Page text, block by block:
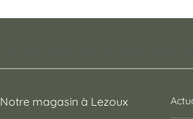
Notre magasin à Lezoux